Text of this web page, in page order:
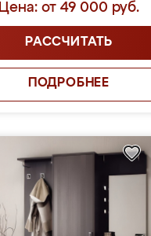
Цена: от 49 000 руб.
РАССЧИТАТЬ
ПОДРОБНЕЕ